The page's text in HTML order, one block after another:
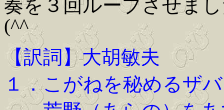
奏を３回ループさせま
(^^ゞ
【訳詞】大胡敏夫
１．こがねを秘めるザ